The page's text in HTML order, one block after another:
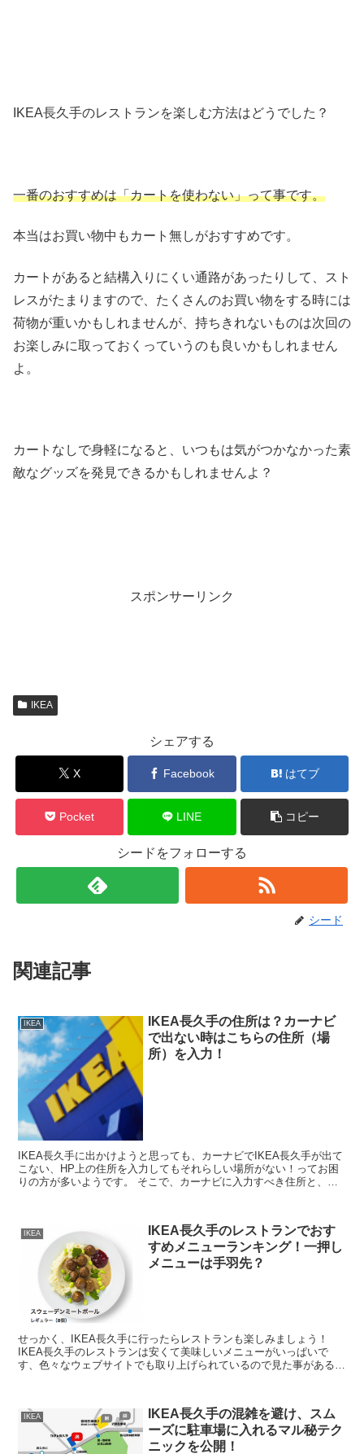
IKEA長久手のレストランを楽しむ方法はどうでした？
一番のおすすめは「カートを使わない」って事です。
本当はお買い物中もカート無しがおすすめです。
カートがあると結構入りにくい通路があったりして、スト
レスがたまりますので、たくさんのお買い物をする時には
荷物が重いかもしれませんが、持ちきれないものは次回の
お楽しみに取っておくっていうのも良いかもしれません
よ。
カートなしで身軽になると、いつもは気がつかなかった素
敵なグッズを発見できるかもしれませんよ？
スポンサーリンク
IKEA
シェアする
X Facebook はてブ
Pocket LINE コピー
シードをフォローする
シード
関連記事
IKEA
IKEA長久手の住所は？カーナビ
で出ない時はこちらの住所（場
所）を入力！
IKEA長久手に出かけようと思っても、カーナビでIKEA長久手が出て
こない、HP上の住所を入力してもそれらしい場所がない！ってお困
りの方が多いようです。 そこで、カーナビに入力すべき住所と、何
IKEA
IKEA長久手のレストランでおす
すめメニューランキング！一押し
メニューは手羽先？
せっかく、IKEA長久手に行ったらレストランも楽しみましょう！
IKEA長久手のレストランは安くて美味しいメニューがいっぱいで
す、色々なウェブサイトでも取り上げられているので見た事があるか
IKEA
IKEA長久手の混雑を避け、スム
ーズに駐車場に入れるマル秘テク
ニックを公開！